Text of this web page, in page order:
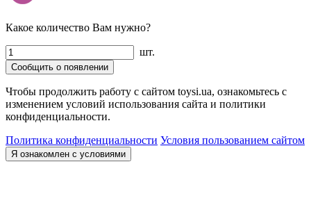
Какое количество Вам нужно?
шт.
Сообщить о появлении
Чтобы продолжить работу с сайтом toysi.ua, ознакомьтесь с
изменением условий использования сайта и политики
конфиденциальности.
Политика конфиденциальности Условия пользованием сайтом
Я ознакомлен с условиями